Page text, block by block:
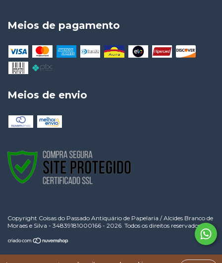
Meios de pagamento
Meios de envio
Copyright Coisas do Passado Antiquário de Papelaria / Alcides Branco de
Moraes e Silva - 34839181000166 - 2026. Todos os direitos reservados.